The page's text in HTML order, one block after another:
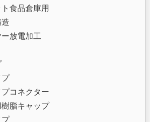
食品倉庫用
放電加工
コネクター
脂キャップ